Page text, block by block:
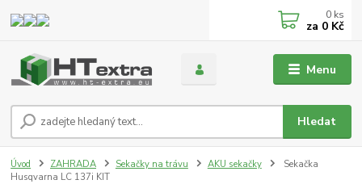
Menu
Hledat
0 ks
za 0 Kč
Úvod ZAHRADA Sekačky na trávu AKU sekačky
Sekačka
Husqvarna LC 137i KIT